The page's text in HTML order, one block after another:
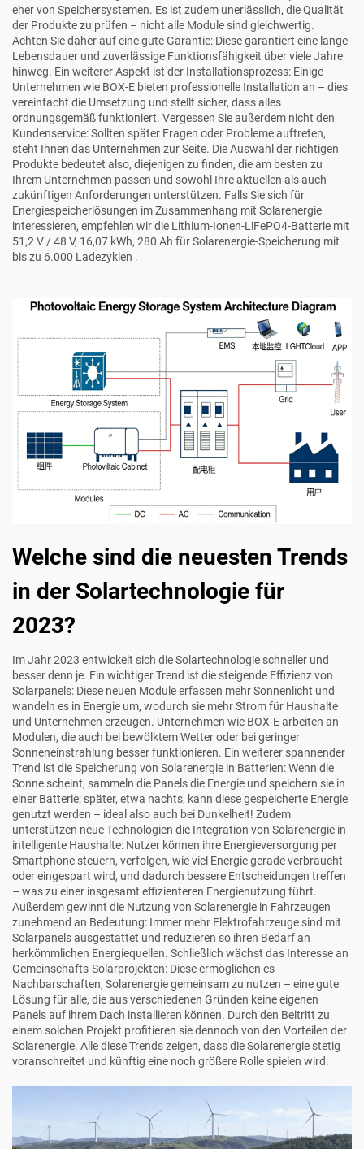
eher von Speichersystemen. Es ist zudem unerlässlich, die Qualität
der Produkte zu prüfen – nicht alle Module sind gleichwertig.
Achten Sie daher auf eine gute Garantie: Diese garantiert eine lange
Lebensdauer und zuverlässige Funktionsfähigkeit über viele Jahre
hinweg. Ein weiterer Aspekt ist der Installationsprozess: Einige
Unternehmen wie BOX-E bieten professionelle Installation an – dies
vereinfacht die Umsetzung und stellt sicher, dass alles
ordnungsgemäß funktioniert. Vergessen Sie außerdem nicht den
Kundenservice: Sollten später Fragen oder Probleme auftreten,
steht Ihnen das Unternehmen zur Seite. Die Auswahl der richtigen
Produkte bedeutet also, diejenigen zu finden, die am besten zu
Ihrem Unternehmen passen und sowohl Ihre aktuellen als auch
zukünftigen Anforderungen unterstützen. Falls Sie sich für
Energiespeicherlösungen im Zusammenhang mit Solarenergie
interessieren, empfehlen wir die Lithium-Ionen-LiFePO4-Batterie mit
51,2 V / 48 V, 16,07 kWh, 280 Ah für Solarenergie-Speicherung mit
bis zu 6.000 Ladezyklen .
Welche sind die neuesten Trends
in der Solartechnologie für
2023?
Im Jahr 2023 entwickelt sich die Solartechnologie schneller und
besser denn je. Ein wichtiger Trend ist die steigende Effizienz von
Solarpanels: Diese neuen Module erfassen mehr Sonnenlicht und
wandeln es in Energie um, wodurch sie mehr Strom für Haushalte
und Unternehmen erzeugen. Unternehmen wie BOX-E arbeiten an
Modulen, die auch bei bewölktem Wetter oder bei geringer
Sonneneinstrahlung besser funktionieren. Ein weiterer spannender
Trend ist die Speicherung von Solarenergie in Batterien: Wenn die
Sonne scheint, sammeln die Panels die Energie und speichern sie in
einer Batterie; später, etwa nachts, kann diese gespeicherte Energie
genutzt werden – ideal also auch bei Dunkelheit! Zudem
unterstützen neue Technologien die Integration von Solarenergie in
intelligente Haushalte: Nutzer können ihre Energieversorgung per
Smartphone steuern, verfolgen, wie viel Energie gerade verbraucht
oder eingespart wird, und dadurch bessere Entscheidungen treffen
– was zu einer insgesamt effizienteren Energienutzung führt.
Außerdem gewinnt die Nutzung von Solarenergie in Fahrzeugen
zunehmend an Bedeutung: Immer mehr Elektrofahrzeuge sind mit
Solarpanels ausgestattet und reduzieren so ihren Bedarf an
herkömmlichen Energiequellen. Schließlich wächst das Interesse an
Gemeinschafts-Solarprojekten: Diese ermöglichen es
Nachbarschaften, Solarenergie gemeinsam zu nutzen – eine gute
Lösung für alle, die aus verschiedenen Gründen keine eigenen
Panels auf ihrem Dach installieren können. Durch den Beitritt zu
einem solchen Projekt profitieren sie dennoch von den Vorteilen der
Solarenergie. Alle diese Trends zeigen, dass die Solarenergie stetig
voranschreitet und künftig eine noch größere Rolle spielen wird.